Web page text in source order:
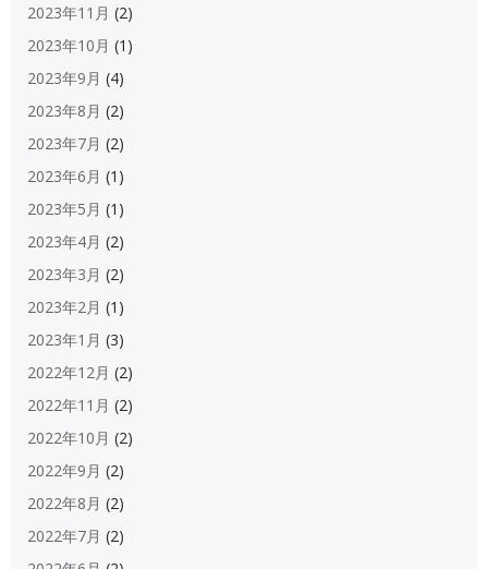
2023年11月 (2)
2023年10月 (1)
2023年9月 (4)
2023年8月 (2)
2023年7月 (2)
2023年6月 (1)
2023年5月 (1)
2023年4月 (2)
2023年3月 (2)
2023年2月 (1)
2023年1月 (3)
2022年12月 (2)
2022年11月 (2)
2022年10月 (2)
2022年9月 (2)
2022年8月 (2)
2022年7月 (2)